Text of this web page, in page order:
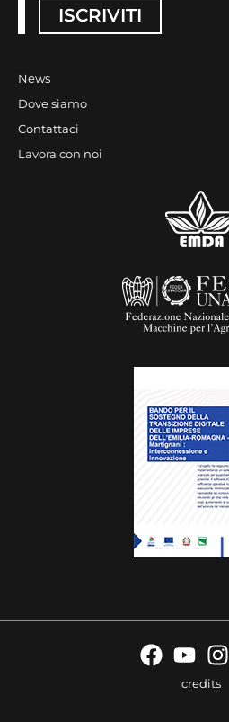
ISCRIVITI
News
Dove siamo
Contattaci
Lavora con noi
credits